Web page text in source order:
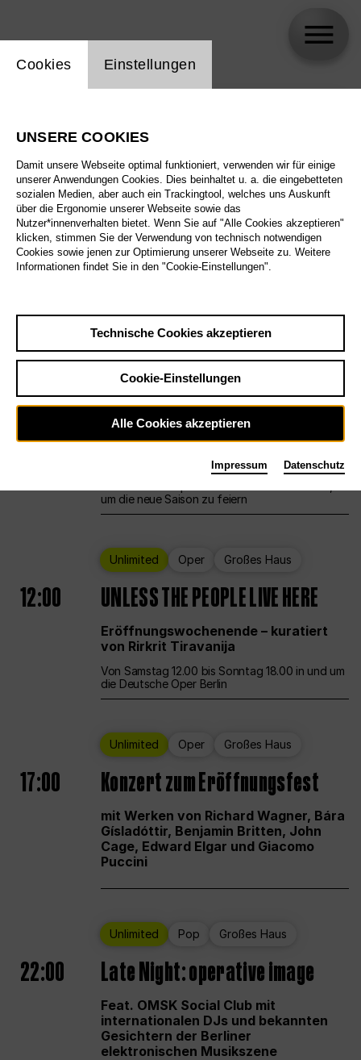
Alle Sparten
Alle Spielstätten
Alle Merkmale
Sa29.8.
Großes Haus
12:00 Eröffnungswochenende
um die neue Saison zu feiern
Unlimited Oper Großes Haus
12:00 UNLESS THE PEOPLE LIVE HERE
Eröffnungswochenende – kuratiert
von Rirkrit Tiravanija
Von Samstag 12.00 bis Sonntag 18.00 in und um
die Deutsche Oper Berlin
Unlimited Oper Großes Haus
17:00 Konzert zum Eröffnungsfest
mit Werken von Richard Wagner, Bára
Gísladóttir, Benjamin Britten, John
Cage, Edward Elgar und Giacomo
Puccini
Unlimited Pop Großes Haus
22:00 Late Night: operative image
Feat. OMSK Social Club mit
internationalen DJs und bekannten
Gesichtern der Berliner
elektronischen Musikszene
Einstellung Website Cookie
Cookies Einstellungen
UNSERE COOKIES
Damit unsere Webseite optimal funktioniert, verwenden wir für einige
unserer Anwendungen Cookies. Dies beinhaltet u. a. die eingebetteten
sozialen Medien, aber auch ein Trackingtool, welches uns Auskunft
über die Ergonomie unserer Webseite sowie das
Nutzer*innenverhalten bietet. Wenn Sie auf "Alle Cookies akzeptieren"
klicken, stimmen Sie der Verwendung von technisch notwendigen
Cookies sowie jenen zur Optimierung unserer Webseite zu. Weitere
Informationen findet Sie in den "Cookie-Einstellungen".
Technische Cookies akzeptieren
Cookie-Einstellungen
Alle Cookies akzeptieren
Impressum Datenschutz